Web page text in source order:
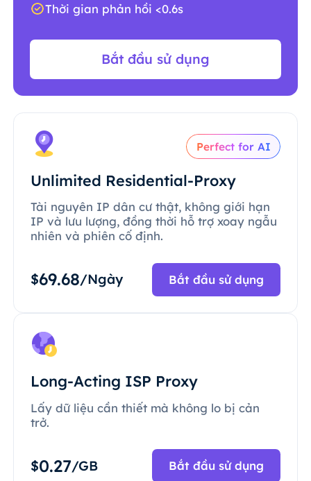
Thời gian phản hồi <0.6s
Bắt đầu sử dụng
Perfect for AI
Unlimited Residential-Proxy
Tài nguyên IP dân cư thật, không giới hạn
IP và lưu lượng, đồng thời hỗ trợ xoay ngẫu
nhiên và phiên cố định.
$69.68/Ngày Bắt đầu sử dụng
Long-Acting ISP Proxy
Lấy dữ liệu cần thiết mà không lo bị cản
trở.
$0.27/GB Bắt đầu sử dụng